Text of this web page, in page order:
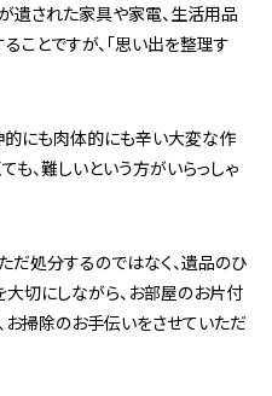
遺された家具や家電、生活用品
ことですが、「思い出を整理す
的にも肉体的にも辛い大変な作
も、難しいという方がいらっしゃ
だ処分するのではなく、遺品のひ
切にしながら、お部屋のお片付
お掃除のお手伝いをさせていただ